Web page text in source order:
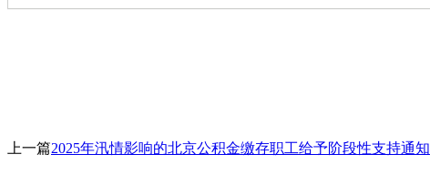
上一篇2025年汛情影响的北京公积金缴存职工给予阶段性支持通知